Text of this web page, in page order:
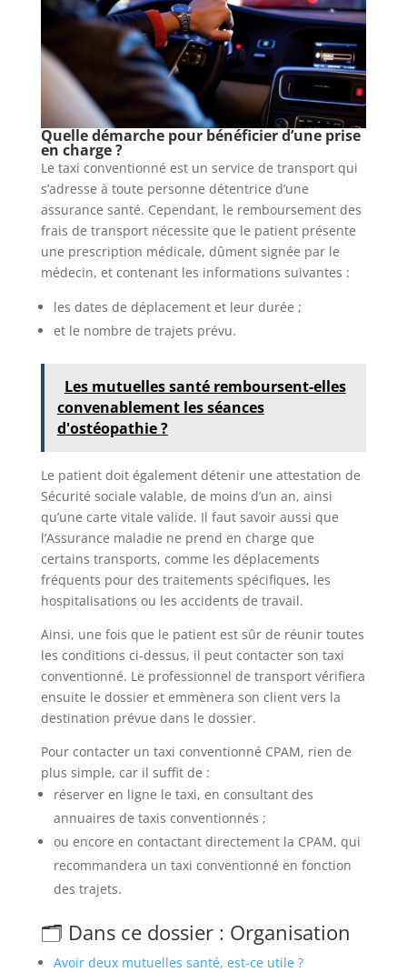
Quelle démarche pour bénéficier d’une prise
en charge ?
Le taxi conventionné est un service de transport qui
s’adresse à toute personne détentrice d’une
assurance santé. Cependant, le remboursement des
frais de transport nécessite que le patient présente
une prescription médicale, dûment signée par le
médecin, et contenant les informations suivantes :
les dates de déplacement et leur durée ;
et le nombre de trajets prévu.
Les mutuelles santé remboursent-elles
convenablement les séances
d'ostéopathie ?
Le patient doit également détenir une attestation de
Sécurité sociale valable, de moins d’un an, ainsi
qu’une carte vitale valide. Il faut savoir aussi que
l’Assurance maladie ne prend en charge que
certains transports, comme les déplacements
fréquents pour des traitements spécifiques, les
hospitalisations ou les accidents de travail.
Ainsi, une fois que le patient est sûr de réunir toutes
les conditions ci-dessus, il peut contacter son taxi
conventionné. Le professionnel de transport vérifiera
ensuite le dossier et emmènera son client vers la
destination prévue dans le dossier.
Pour contacter un taxi conventionné CPAM, rien de
plus simple, car il suffit de :
réserver en ligne le taxi, en consultant des
annuaires de taxis conventionnés ;
ou encore en contactant directement la CPAM, qui
recommandera un taxi conventionné en fonction
des trajets.
🗂️ Dans ce dossier : Organisation
Avoir deux mutuelles santé, est-ce utile ?